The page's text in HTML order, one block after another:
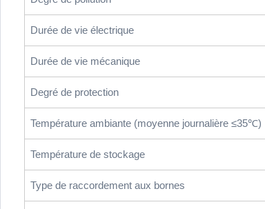
Durée de vie électrique
Durée de vie mécanique
Degré de protection
Température ambiante (moyenne journalière ≤35℃)
Température de stockage
Type de raccordement aux bornes